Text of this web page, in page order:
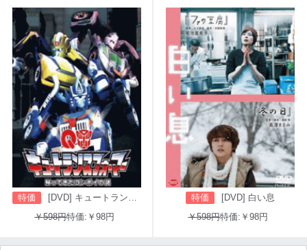
特価
[DVD] キュートランスフォーマー 帰ってきたコンボイの謎
￥598円特価:￥98円
特価
[DVD] 白い息
￥598円特価:￥98円